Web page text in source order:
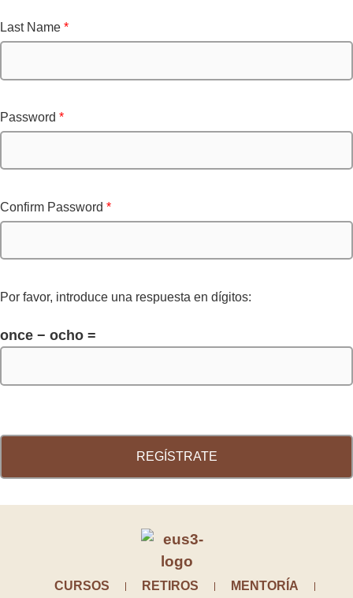
Last Name *
Password *
Confirm Password *
Por favor, introduce una respuesta en dígitos:
once − ocho =
CURSOS RETIROS MENTORÍA